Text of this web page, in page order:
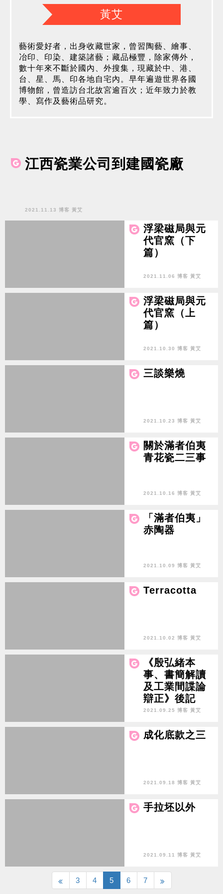
黃艾
藝術愛好者，出身收藏世家，曾習陶藝、繪事、
冶印、印染、建築諸藝；藏品極豐，除家傳外，
數十年來不斷於國內、外搜集，現藏於中、港、
台、星、馬、印各地自宅內。早年遍遊世界各國
博物館，曾造訪台北故宮逾百次；近年致力於教
學、寫作及藝術品研究。
江西瓷業公司到建國瓷廠
2021.11.13 博客 黃艾
浮梁磁局與元
代官窯（下
篇）
2021.11.06 博客 黃艾
浮梁磁局與元
代官窯（上
篇）
2021.10.30 博客 黃艾
三談樂燒
2021.10.23 博客 黃艾
關於滿者伯夷
青花瓷二三事
2021.10.16 博客 黃艾
「滿者伯夷」
赤陶器
2021.10.09 博客 黃艾
Terracotta
2021.10.02 博客 黃艾
《殷弘緒本
事、書簡解讀
及工業間諜論
辯正》後記
2021.09.25 博客 黃艾
成化底款之三
2021.09.18 博客 黃艾
手拉坯以外
2021.09.11 博客 黃艾
3 4 5 6 7